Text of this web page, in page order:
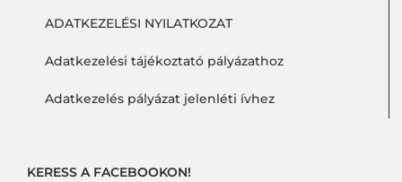
ADATKEZELÉSI NYILATKOZAT
Adatkezelési tájékoztató pályázathoz
Adatkezelés pályázat jelenléti ívhez
KERESS A FACEBOOKON!